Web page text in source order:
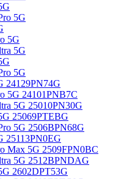
5G
5G
5G
5G
24129PN74G
5G 24101PNB7C
5G 25010PN30G
25069PTEBG
5G 2506BPN68G
25113PN0EG
Max 5G 2509FPN0BC
5G 2512BPNDAG
2602DPT53G